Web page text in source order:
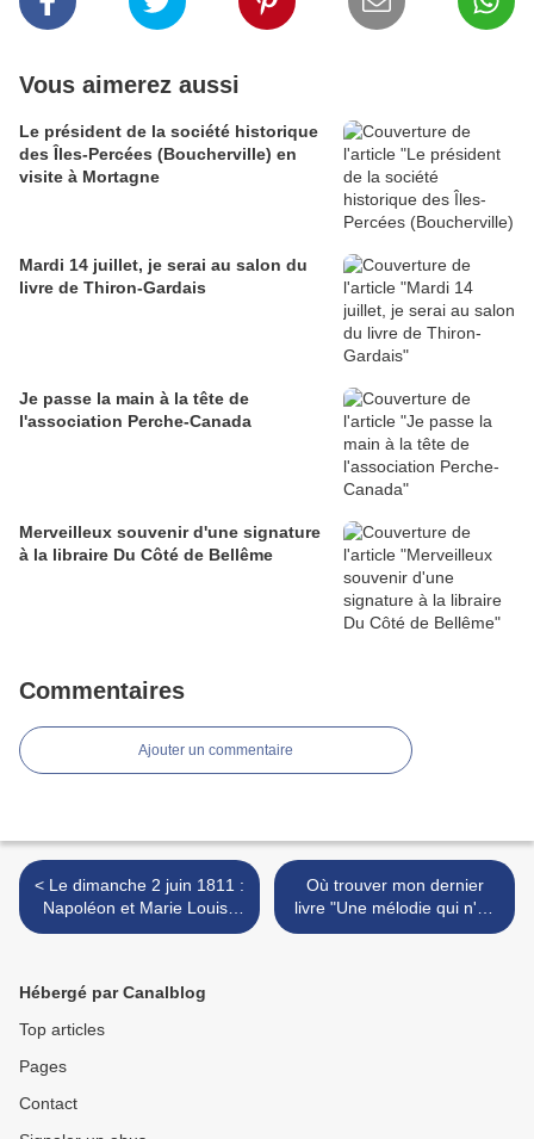
Vous aimerez aussi
Le président de la société historique
des Îles-Percées (Boucherville) en
visite à Mortagne
Mardi 14 juillet, je serai au salon du
livre de Thiron-Gardais
Je passe la main à la tête de
l'association Perche-Canada
Merveilleux souvenir d'une signature
à la libraire Du Côté de Bellême
Commentaires
Ajouter un commentaire
< Le dimanche 2 juin 1811 :
Napoléon et Marie Louise
de passage au Pin-la-
Où trouver mon dernier
livre "Une mélodie qui n'en
finit jamais" (Librinova,
Hébergé par Canalblog
Top articles
Pages
Contact